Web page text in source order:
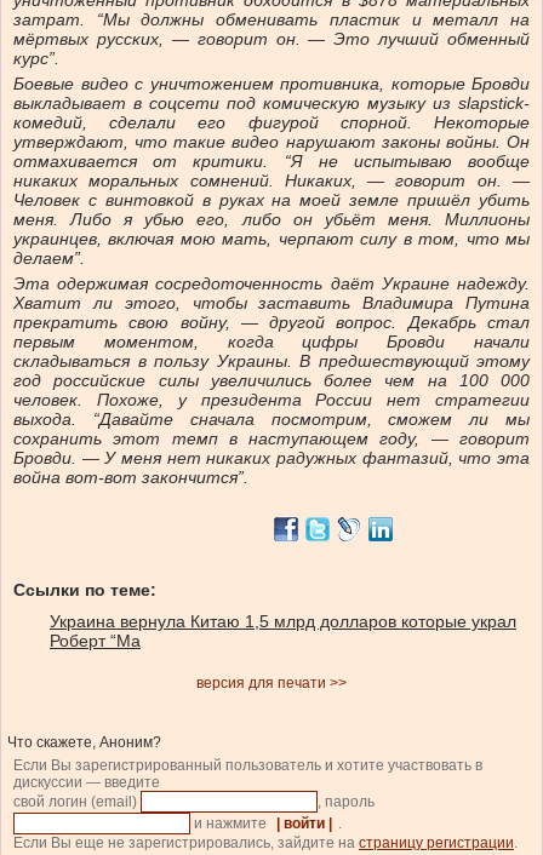
затрат. “Мы должны обменивать пластик и металл на
мёртвых русских, — говорит он. — Это лучший обменный
курс”.
Боевые видео с уничтожением противника, которые Бровди
выкладывает в соцсети под комическую музыку из slapstick-
комедий, сделали его фигурой спорной. Некоторые
утверждают, что такие видео нарушают законы войны. Он
отмахивается от критики. “Я не испытываю вообще
никаких моральных сомнений. Никаких, — говорит он. —
Человек с винтовкой в руках на моей земле пришёл убить
меня. Либо я убью его, либо он убьёт меня. Миллионы
украинцев, включая мою мать, черпают силу в том, что мы
делаем”.
Эта одержимая сосредоточенность даёт Украине надежду.
Хватит ли этого, чтобы заставить Владимира Путина
прекратить свою войну, — другой вопрос. Декабрь стал
первым моментом, когда цифры Бровди начали
складываться в пользу Украины. В предшествующий этому
год российские силы увеличились более чем на 100 000
человек. Похоже, у президента России нет стратегии
выхода. “Давайте сначала посмотрим, сможем ли мы
сохранить этот темп в наступающем году, — говорит
Бровди. — У меня нет никаких радужных фантазий, что эта
война вот-вот закончится”.
Ссылки по теме:
Украина вернула Китаю 1,5 млрд долларов которые украл
Роберт “Ма
версия для печати >>
Что скажете, Аноним?
Если Вы зарегистрированный пользователь и хотите участвовать в
дискуссии — введите
свой логин (email)
, пароль
и нажмите
| войти |
.
Если Вы еще не зарегистрировались, зайдите на страницу регистрации.